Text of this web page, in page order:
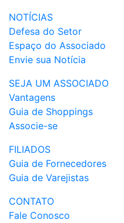
NOTÍCIAS
Defesa do Setor
Espaço do Associado
Envie sua Notícia
SEJA UM ASSOCIADO
Vantagens
Guia de Shoppings
Associe-se
FILIADOS
Guia de Fornecedores
Guia de Varejistas
CONTATO
Fale Conosco